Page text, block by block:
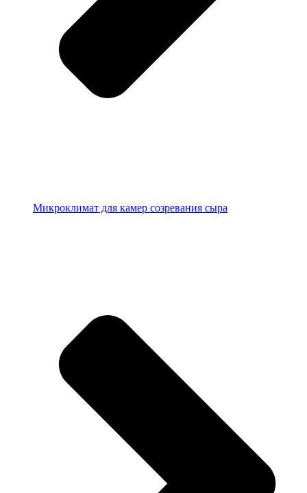
Микроклимат для камер созревания сыра